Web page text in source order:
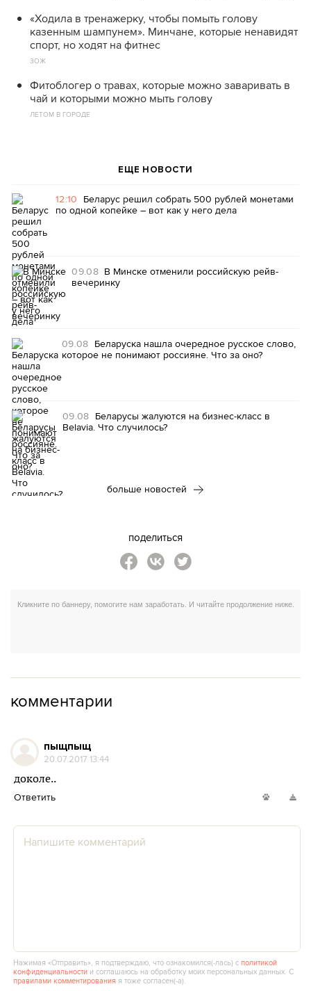
«Ходила в тренажерку, чтобы помыть голову
казенным шампунем». Минчане, которые ненавидят
спорт, но ходят на фитнес
ЗОЖ
Фитоблогер о травах, которые можно заваривать в
чай и которыми можно мыть голову
ЛЕТОМ В ГОРОДЕ
ЕЩЕ НОВОСТИ
12:10 Беларус решил собрать 500 рублей монетами
по одной копейке – вот как у него дела
09.08 В Минске отменили российскую рейв-
вечеринку
09.08 Беларуска нашла очередное русское слово,
которое не понимают россияне. Что за оно?
09.08 Беларусы жалуются на бизнес-класс в
Belavia. Что случилось?
больше новостей
поделиться
комментарии
пыщпыщ
20.07.2017 13:44
доколе..
Ответить
Нажимая «Отправить», я подтверждаю, что ознакомился(‑лась) сполитикой
конфиденциальности и соглашаюсь на обработку моих персональных данных. С
правилами комментирования я тоже согласен(‑а).